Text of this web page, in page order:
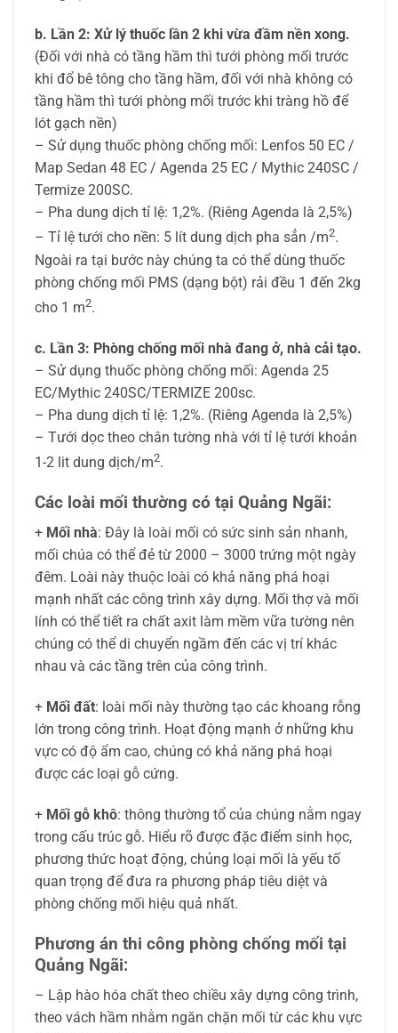
b. Lần 2: Xử lý thuốc lần 2 khi vừa đầm nền xong.
(Đối với nhà có tầng hầm thì tưới phòng mối trước
khi đổ bê tông cho tầng hầm, đối với nhà không có
tầng hầm thì tưới phòng mối trước khi tràng hồ để
lót gạch nền)
– Sử dụng thuốc phòng chống mối: Lenfos 50 EC /
Map Sedan 48 EC / Agenda 25 EC / Mythic 240SC /
Termize 200SC.
– Pha dung dịch tỉ lệ: 1,2%. (Riêng Agenda là 2,5%)
– Tỉ lệ tưới cho nền: 5 lít dung dịch pha sẳn /m2.
Ngoài ra tại bước này chúng ta có thể dùng thuốc
phòng chống mối PMS (dạng bột) rải đều 1 đến 2kg
cho 1 m2.
c. Lần 3: Phòng chống mối nhà đang ở, nhà cải tạo.
– Sử dụng thuốc phòng chống mối: Agenda 25
EC/Mythic 240SC/TERMIZE 200sc.
– Pha dung dịch tỉ lệ: 1,2%. (Riêng Agenda là 2,5%)
– Tưới dọc theo chân tường nhà với tỉ lệ tưới khoản
1-2 lit dung dịch/m2.
Các loài mối thường có tại Quảng Ngãi:
+ Mối nhà: Đây là loài mối có sức sinh sản nhanh,
mối chúa có thể đẻ từ 2000 – 3000 trứng một ngày
đêm. Loài này thuộc loài có khả năng phá hoại
mạnh nhất các công trình xây dựng. Mối thợ và mối
lính có thể tiết ra chất axit làm mềm vữa tường nên
chúng có thể di chuyển ngầm đến các vị trí khác
nhau và các tầng trên của công trình.
+ Mối đất: loài mối này thường tạo các khoang rỗng
lớn trong công trình. Hoạt động mạnh ở những khu
vực có độ ẩm cao, chúng có khả năng phá hoại
được các loại gỗ cứng.
+ Mối gỗ khô: thông thường tổ của chúng nằm ngay
trong cấu trúc gỗ. Hiểu rõ được đặc điểm sinh học,
phương thức hoạt động, chủng loại mối là yếu tố
quan trọng để đưa ra phương pháp tiêu diệt và
phòng chống mối hiệu quả nhất.
Phương án thi công phòng chống mối tại
Quảng Ngãi:
– Lập hào hóa chất theo chiều xây dựng công trình,
theo vách hầm nhằm ngăn chặn mối từ các khu vực